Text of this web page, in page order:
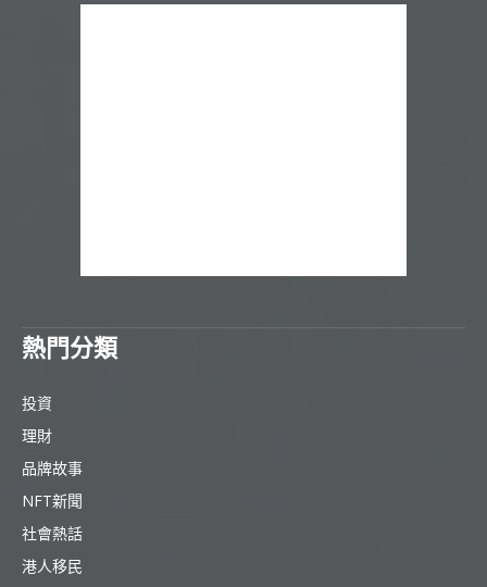
熱門分類
投資
理財
品牌故事
NFT新聞
社會熱話
港人移民